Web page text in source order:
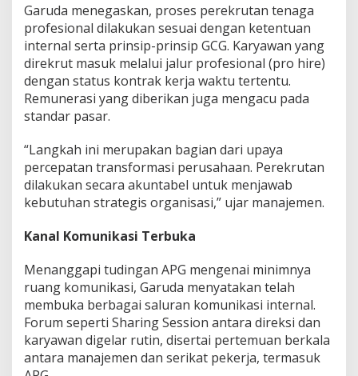
Garuda menegaskan, proses perekrutan tenaga
profesional dilakukan sesuai dengan ketentuan
internal serta prinsip-prinsip GCG. Karyawan yang
direkrut masuk melalui jalur profesional (pro hire)
dengan status kontrak kerja waktu tertentu.
Remunerasi yang diberikan juga mengacu pada
standar pasar.
“Langkah ini merupakan bagian dari upaya
percepatan transformasi perusahaan. Perekrutan
dilakukan secara akuntabel untuk menjawab
kebutuhan strategis organisasi,” ujar manajemen.
Kanal Komunikasi Terbuka
Menanggapi tudingan APG mengenai minimnya
ruang komunikasi, Garuda menyatakan telah
membuka berbagai saluran komunikasi internal.
Forum seperti Sharing Session antara direksi dan
karyawan digelar rutin, disertai pertemuan berkala
antara manajemen dan serikat pekerja, termasuk